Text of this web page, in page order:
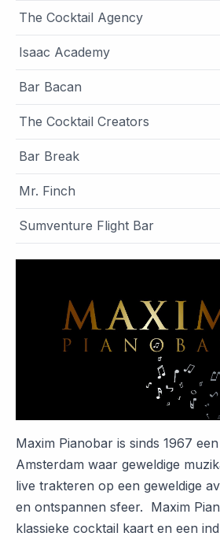
The Cocktail Agency
Isaac Academy
Bar Bacan
The Cocktail Creators
Bar Break
Mr. Finch
Sumventure Flight Bar
Maxim Pianobar is sinds 1967
Amsterdam waar geweldige
live trakteren op een geweldige
en ontspannen sfeer. Maxim
klassieke cocktail kaart en een